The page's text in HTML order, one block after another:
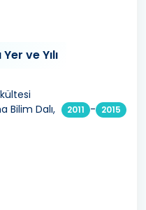
ve Yılı
Bilim Dalı,
2011 - 2015